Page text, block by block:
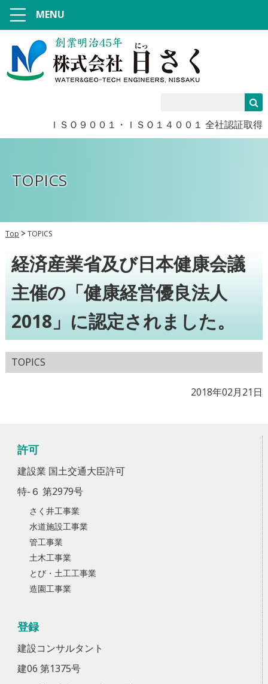
ＩＳＯ９００１・ＩＳＯ１４００１ 全社認証取得
MENU
TOPICS
Top TOPICS
経済産業省及び日本健康会議
主催の「健康経営優良法人
2018」に認定されました。
TOPICS
2018年02月21日
許可
建設業 国土交通大臣許可
特-６ 第2979号
さく井工事業
水道施設工事業
管工事業
土木工事業
とび・土工工事業
造園工事業
登録
建設コンサルタント
建06 第1375号